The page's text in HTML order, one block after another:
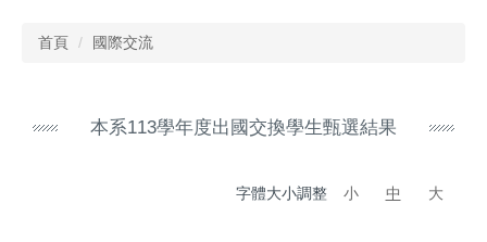
首頁
國際交流
本系113學年度出國交換學生甄選結果
字體大小調整 小 中 大